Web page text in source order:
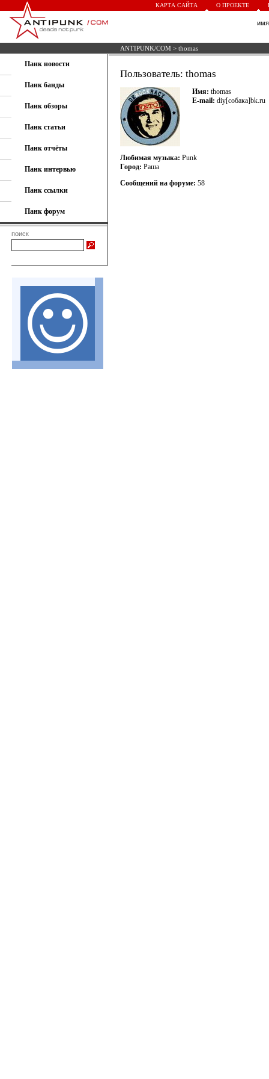
КАРТА САЙТА О ПРОЕКТЕ
ANTIPUNK/COM > thomas
Панк новости
Панк банды
Панк обзоры
Панк статьи
Панк отчёты
Панк интервью
Панк ссылки
Панк форум
поиск
Пользователь: thomas
Имя: thomas
E-mail: diy[собака]bk.ru
Любимая музыка: Punk
Город: Раша
Сообщений на форуме: 58